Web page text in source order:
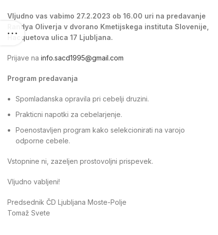
Vljudno vas vabimo 27.2.2023 ob 16.00 uri na predavanje
Randya Oliverja v dvorano Kmetijskega instituta Slovenije,
Hacquetova ulica 17 Ljubljana.
Prijave na info.sacd1995@gmail.com
Program predavanja
Spomladanska opravila pri cebelji druzini.
Prakticni napotki za cebelarjenje.
Poenostavljen program kako selekcionirati na varojo
odporne cebele.
Vstopnine ni, zazeljen prostovoljni prispevek.
Vljudno vabljeni!
Predsednik ČD Ljubljana Moste-Polje
Tomaž Svete